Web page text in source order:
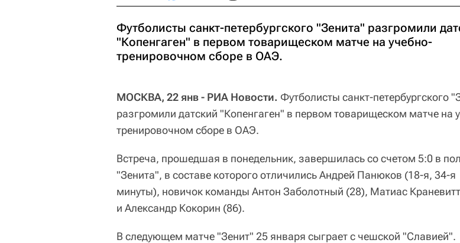
Футболисты санкт-петербургского "Зенита" разгромили
"Копенгаген" в первом товарищеском матче на учебно-
тренировочном сборе в ОАЭ.
МОСКВА, 22 янв - РИА Новости. Футболисты санкт-петербургского
разгромили датский "Копенгаген" в первом товарищеском матче на
тренировочном сборе в ОАЭ.
Встреча, прошедшая в понедельник, завершилась со счетом 5:0 в
"Зенита", в составе которого отличились Андрей Панюков (18-я, 34-я
минуты), новичок команды Антон Заболотный (28), Матиас
и Александр Кокорин (86).
В следующем матче "Зенит" 25 января сыграет с чешской "Славией".